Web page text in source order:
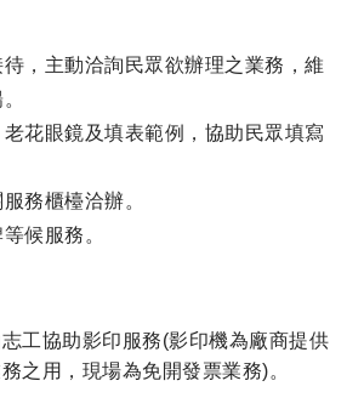
，主動洽詢民眾欲辦理之業務，維
花眼鏡及填表範例，協助民眾填寫
務櫃檯洽辦。
候服務。
工協助影印服務(影印機為廠商提供
之用，現場為免開發票業務)。